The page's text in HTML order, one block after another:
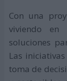
Con una
viviendo en
soluciones
Las
toma de